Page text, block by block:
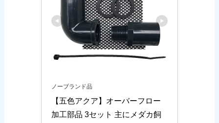
ノーブランド品
【五色アクア】オーバーフロー
加工部品 3セット 主にメダカ飼